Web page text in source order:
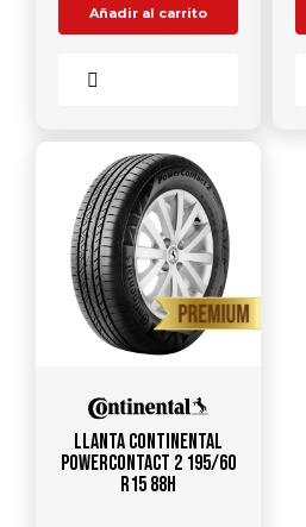
Añadir al carrito
Llanta CONTINENTAL
PowerContact 2 195/60
R15 88H